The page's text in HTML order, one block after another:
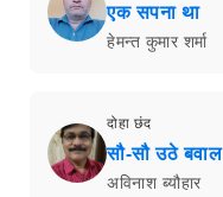
एक सपना था
हेमन्त कुमार शर्मा
दोहा छंद
सौ-सौ उठे बवाल
अविनाश ब्यौहार